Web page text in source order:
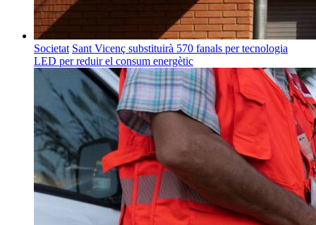
Societat Sant Vicenç substituirà 570 fanals per tecnologia
LED per reduir el consum energètic